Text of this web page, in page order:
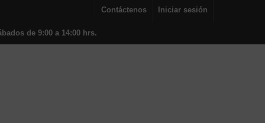
Iniciar sesión
Contáctenos
de 9:00 a 14:00 hrs.